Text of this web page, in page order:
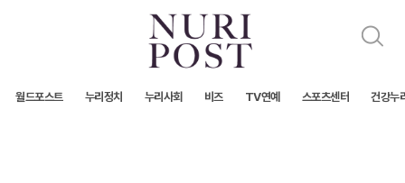
검
월드포스트 누리정치 누리사회 비즈 TV연예 스포츠센터 건강누